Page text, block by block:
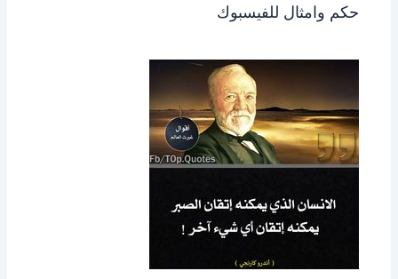
حكم وامثال للفيسبوك